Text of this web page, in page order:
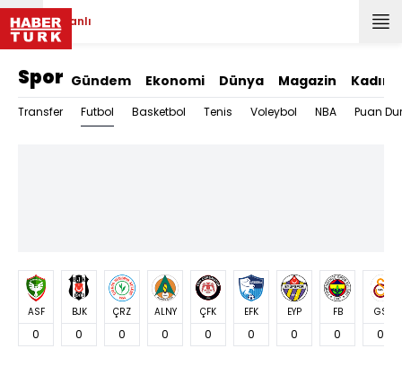
Canlı
Spor Gündem Ekonomi Dünya Magazin Kadın
Transfer Futbol Basketbol Tenis Voleybol NBA Puan
ASF
0
BJK
0
ÇRZ
0
ALNY
0
ÇFK
0
EFK
0
EYP
0
FB
0
GS
0